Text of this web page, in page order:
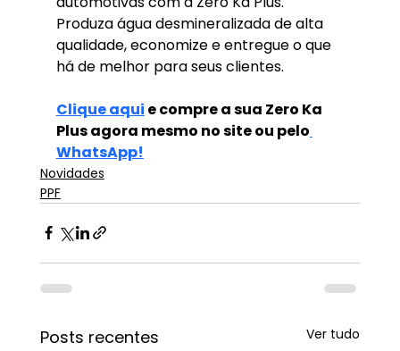
Produza água desmineralizada de alta
qualidade, economize e entregue o que
há de melhor para seus clientes.
Clique aqui e compre a sua Zero Ka
Plus agora mesmo no site ou pelo
WhatsApp!
Novidades
PPF
Posts recentes Ver tudo